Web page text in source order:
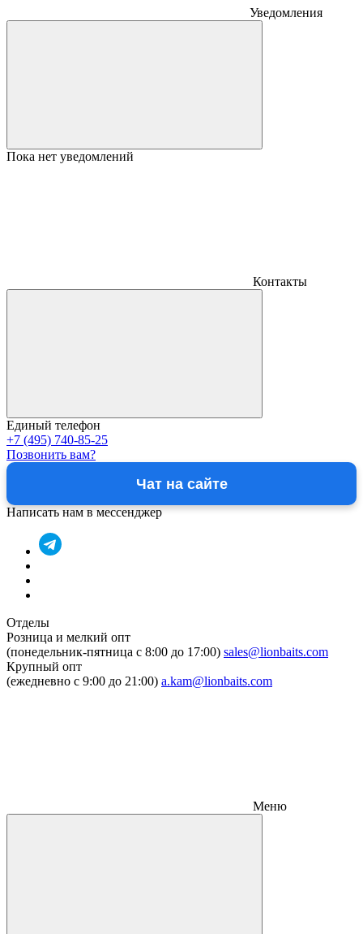
Уведомления
Пока нет уведомлений
Контакты
Единый телефон
+7 (495) 740-85-25
Позвонить вам?
Чат на сайте
Написать нам в мессенджер
Отделы
Розница и мелкий опт
(понедельник-пятница c 8:00 до 17:00) sales@lionbaits.com
Крупный опт
(ежедневно с 9:00 до 21:00) a.kam@lionbaits.com
Меню